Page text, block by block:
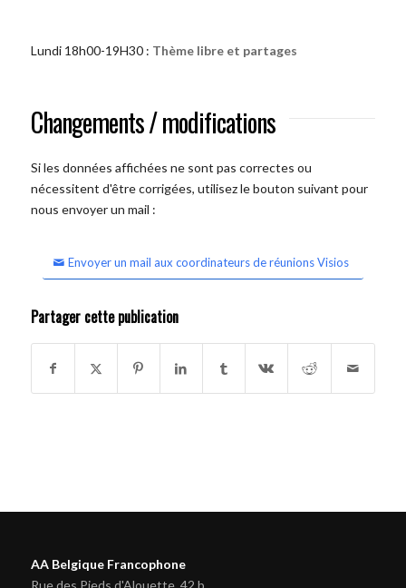
Lundi 18h00-19H30 : Thème libre et partages
Changements / modifications
Si les données affichées ne sont pas correctes ou
nécessitent d'être corrigées, utilisez le bouton suivant pour
nous envoyer un mail :
Envoyer un mail aux coordinateurs de réunions Visios
Partager cette publication
AA Belgique Francophone
Rue des Pieds d'Alouette, 42 b